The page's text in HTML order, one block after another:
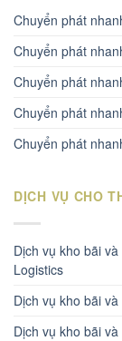
Chuyển phát
Chuyển phát
Chuyển phát
Chuyển phát
Chuyển phát
DỊCH VỤ CHO
Dịch vụ kho bãi
Logistics
Dịch vụ kho bãi
Dịch vụ kho bãi